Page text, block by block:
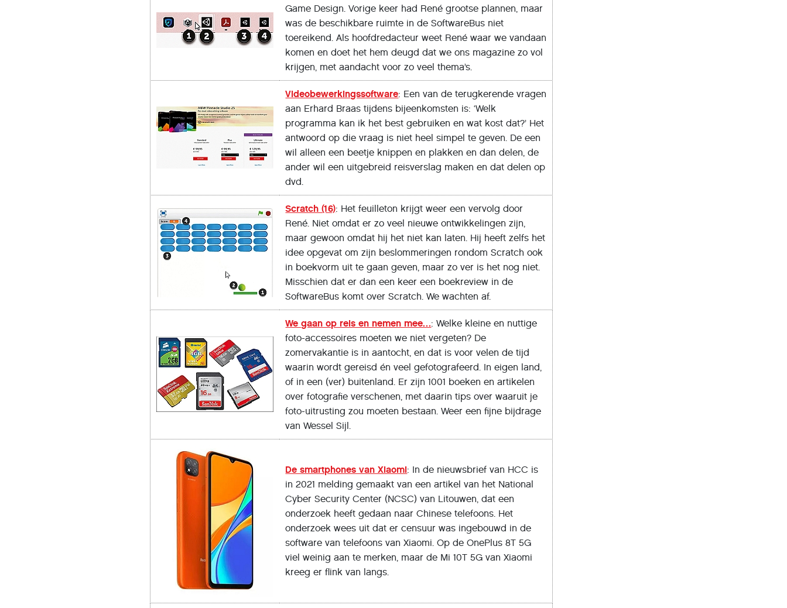
Game Design. Vorige keer had René grootse plannen, maar
was de beschikbare ruimte in de SoftwareBus niet
toereikend. Als hoofdredacteur weet René waar we vandaan
komen en doet het hem deugd dat we ons magazine zo vol
krijgen, met aandacht voor zo veel thema’s.
Videobewerkingssoftware: Een van de terugkerende vragen
aan Erhard Braas tijdens bijeenkomsten is: ‘Welk
programma kan ik het best gebruiken en wat kost dat?’ Het
antwoord op die vraag is niet heel simpel te geven. De een
wil alleen een beetje knippen en plakken en dan delen, de
ander wil een uitgebreid reisverslag maken en dat delen op
dvd.
Scratch (16): Het feuilleton krijgt weer een vervolg door
René. Niet omdat er zo veel nieuwe ontwikkelingen zijn,
maar gewoon omdat hij het niet kan laten. Hij heeft zelfs het
idee opgevat om zijn beslommeringen rondom Scratch ook
in boekvorm uit te gaan geven, maar zo ver is het nog niet.
Misschien dat er dan een keer een boekreview in de
SoftwareBus komt over Scratch. We wachten af.
We gaan op reis en nemen mee…: Welke kleine en nuttige
foto-accessoires moeten we niet vergeten? De
zomervakantie is in aantocht, en dat is voor velen de tijd
waarin wordt gereisd én veel gefotografeerd. In eigen land,
of in een (ver) buitenland. Er zijn 1001 boeken en artikelen
over fotografie verschenen, met daarin tips over waaruit je
foto-uitrusting zou moeten bestaan. Weer een fijne bijdrage
van Wessel Sijl.
De smartphones van Xiaomi: In de nieuwsbrief van HCC is
in 2021 melding gemaakt van een artikel van het National
Cyber Security Center (NCSC) van Litouwen, dat een
onderzoek heeft gedaan naar Chinese telefoons. Het
onderzoek wees uit dat er censuur was ingebouwd in de
software van telefoons van Xiaomi. Op de OnePlus 8T 5G
viel weinig aan te merken, maar de Mi 10T 5G van Xiaomi
kreeg er flink van langs.